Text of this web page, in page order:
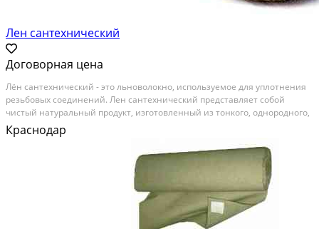
Лен сантехнический
Договорная цена
Лён сантехнический - это льноволокно, используемое для уплотнения
резьбовых соединений. Лен сантехнический представляет собой
чистый натуральный продукт, изготовленный из тонкого, однородного,
длинноволокнистого, чесаного льна. Чесаный лен - длинное
параллелизованное волокно. Применение:...
Краснодар